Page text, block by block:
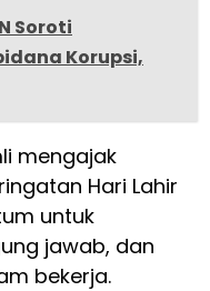
Soroti
Korupsi,
mengajak
Hari Lahir
untuk
jawab, dan
bekerja.